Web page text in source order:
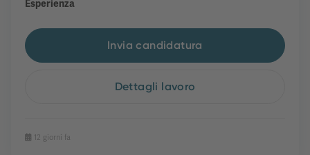
Esperienza
Invia candidatura
Dettagli lavoro
12 giorni fa